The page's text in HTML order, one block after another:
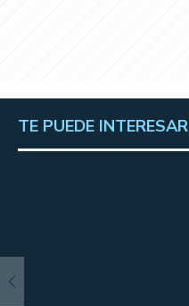
TE PUEDE INTERESAR